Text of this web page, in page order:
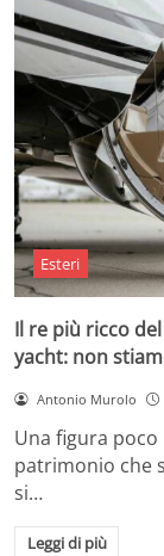
Esteri
Il re più ricco
yacht: non
Antonio Murolo
Una figura
patrimonio che
si…
Leggi di più